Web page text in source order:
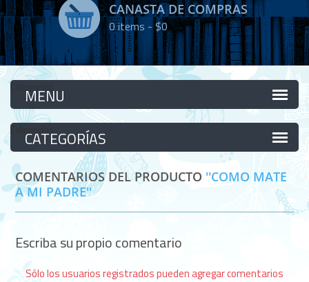
CANASTA DE COMPRAS
0items -$0
Categorías
Categorías
COMENTARIOS DEL PRODUCTO
COMO MATE
A MI PADRE
Escriba su propio comentario
Sólo los usuarios registrados pueden agregar comentarios